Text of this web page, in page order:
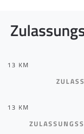
13 KM
13 KM